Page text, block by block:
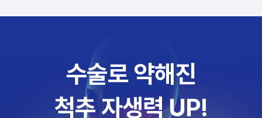
수술로 약해진
척추 자생력 UP!